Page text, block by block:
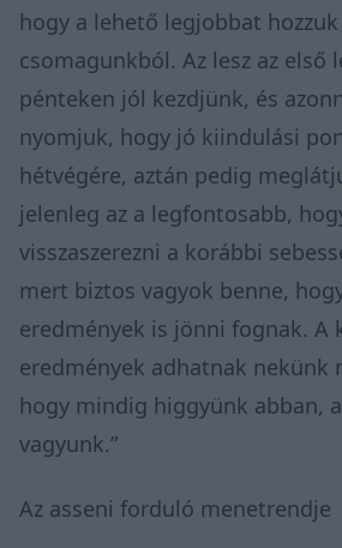
hogy a lehető legjobbat
csomagunkból. Az lesz az első
pénteken jól kezdjünk, és
nyomjuk, hogy jó kiindulási
hétvégére, aztán pedig
jelenleg az a legfontosabb,
visszaszerezni a korábbi
mert biztos vagyok benne,
eredmények is jönni fognak. A
eredmények adhatnak nekünk
hogy mindig higgyünk abban,
vagyunk.”
Az asseni forduló menetrendje